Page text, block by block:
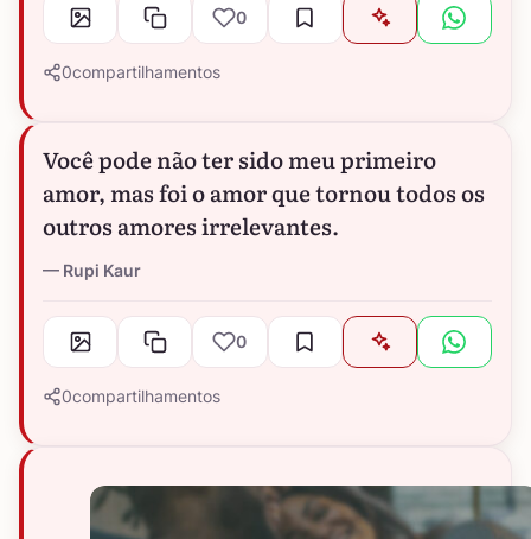
0
0compartilhamentos
Você pode não ter sido meu primeiro
amor, mas foi o amor que tornou todos os
outros amores irrelevantes.
Rupi Kaur
0
0compartilhamentos